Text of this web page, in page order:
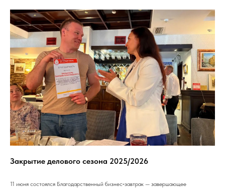
Закрытие делового сезона 2025/2026
11 июня состоялся Благодарственный бизнес‑завтрак — завершающее